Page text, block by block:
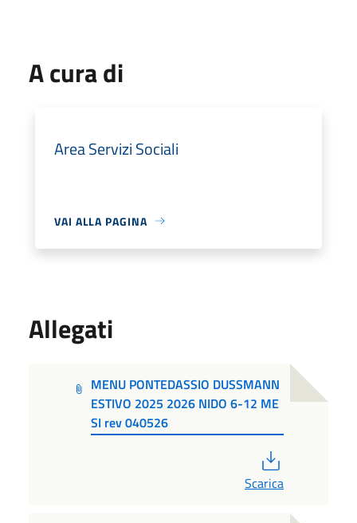
A cura di
Area Servizi Sociali
VAI ALLA PAGINA
Allegati
MENU PONTEDASSIO DUSSMANN
ESTIVO 2025 2026 NIDO 6-12 ME
SI rev 040526
Scarica